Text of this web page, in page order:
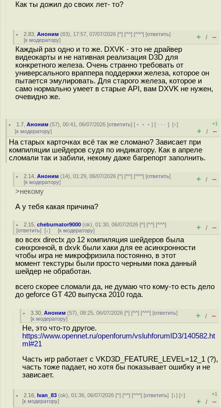
Как ты дожил до своих лет- то?
2.83 ,Аноним (83), 17:57, 07/07/2026 [^] [^^] [^^^] [ответить]
[к модератору] + / –
Каждый раз одно и то же. DXVK - это не драйвер
видеокарты и не нативная реализация D3D для
конкретного железа. Очень странно требовать от
универсального враппера поддержки железа, которое он
пытается эмулировать. Для старого железа, которое и
само нормально умеет в старые API, вам DXVK не нужен,
очевидно же.
1.7 ,Аноним (57), 00:41, 06/07/2026 [ответить] [ ﹢﹢﹢] [ · · ·][↑]
[к модератору]
+1
+ / –
На старых карточках всё так же сломано? Зависает при
компиляции шейдеров судя по индикатору. Как в апреле
сломали так и забили, некому даже багрепорт заполнить.
2.14 ,Аноним (14), 01:29, 06/07/2026 [^] [^^] [^^^] [ответить]
[к модератору] + / –
>некому
А у тебя какая причина?
2.15 ,cheburnator9000 (ok), 01:30, 06/07/2026 [^] [^^] [^^^]
[ответить] [↓] [к модератору] + / –
во всех directx до 12 компиляция шейдеров была
синхронной, в dxvk были хаки для ее асинхронности
чтобы игра не микрофризила постоянно, в этот
момент текстуры были просто черными пока данный
шейдер не обработан.
всего скорее сломали да, не думаю что кому-то есть дело
до geforce GT 420 выпуска 2010 года.
3.30 ,Аноним (57), 08:25, 06/07/2026 [^] [^^] [^^^] [ответить]
[к модератору] + / –
Не, это что-то другое.
https://www.opennet.ru/openforum/vsluhforumID3/140582.ht
ml#21
Часть игр работает с VKD3D_FEATURE_LEVEL=12_1 (?),
часть тоже падает, но хотя бы показывает ошибку и не
зависает.
2.16 ,Ivan_83 (ok), 01:36, 06/07/2026 [^] [^^] [^^^] [ответить][↓] [↑]
[к модератору]
+1
+ / –